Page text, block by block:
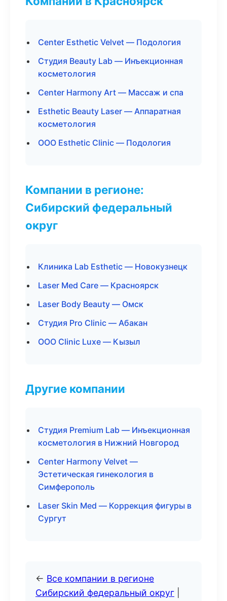
Center Esthetic Velvet — Подология
Студия Beauty Lab — Инъекционная
косметология
Center Harmony Art — Массаж и спа
Esthetic Beauty Laser — Аппаратная
косметология
ООО Esthetic Clinic — Подология
Компании в регионе:
Сибирский федеральный
округ
Клиника Lab Esthetic — Новокузнецк
Laser Med Care — Красноярск
Laser Body Beauty — Омск
Студия Pro Clinic — Абакан
ООО Clinic Luxe — Кызыл
Другие компании
Студия Premium Lab — Инъекционная
косметология в Нижний Новгород
Center Harmony Velvet —
Эстетическая гинекология в
Симферополь
Laser Skin Med — Коррекция фигуры в
Сургут
← Все компании в регионе
Сибирский федеральный округ